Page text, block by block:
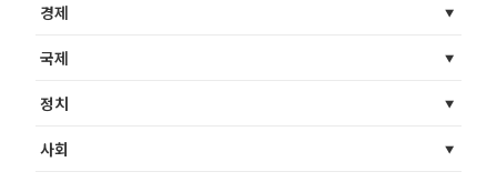
경제
국제
정치
사회